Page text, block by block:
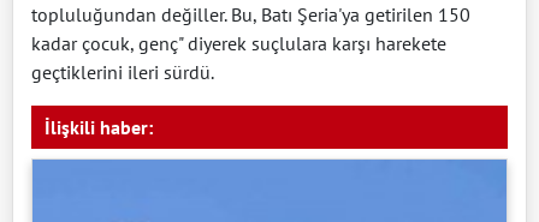
topluluğundan değiller. Bu, Batı Şeria'ya getirilen 150
kadar çocuk, genç" diyerek suçlulara karşı harekete
geçtiklerini ileri sürdü.
İlişkili haber: